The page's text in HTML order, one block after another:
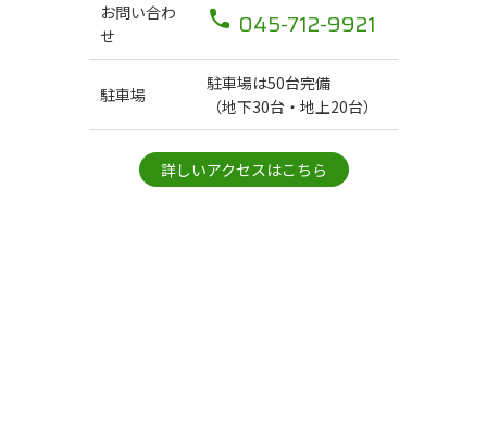
お問い合わ
せ
045-712-9921
駐車場
駐車場は50台完備
（地下30台・地上20台）
詳しいアクセスはこちら